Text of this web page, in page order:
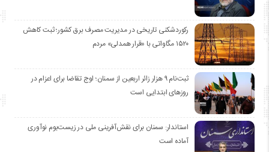
رکوردشکنی تاریخی در مدیریت مصرف برق کشور؛ ثبت کاهش
۱۵۲۰ مگاواتی با «قرار همدلی» مردم
ثبت‌نام ۹ هزار زائر اربعین از سمنان؛ اوج تقاضا برای اعزام در
روزهای ابتدایی است
استاندار: سمنان برای نقش‌آفرینی ملی در زیست‌بوم نوآوری
آماده است